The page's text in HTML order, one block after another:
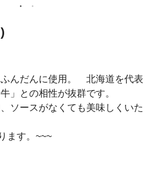
んだんに使用。 北海道を代表
」との相性が抜群です。
ソースがなくても美味しくいた
ます。~~~